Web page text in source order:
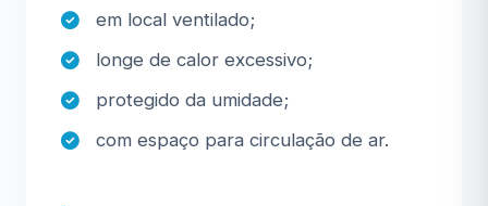
em local ventilado;
longe de calor excessivo;
protegido da umidade;
com espaço para circulação de ar.